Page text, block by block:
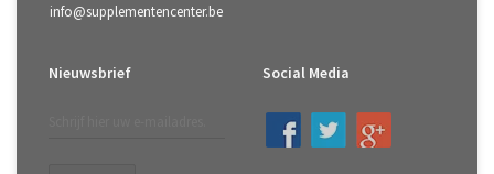
info@supplementencenter.be
Nieuwsbrief Social Media